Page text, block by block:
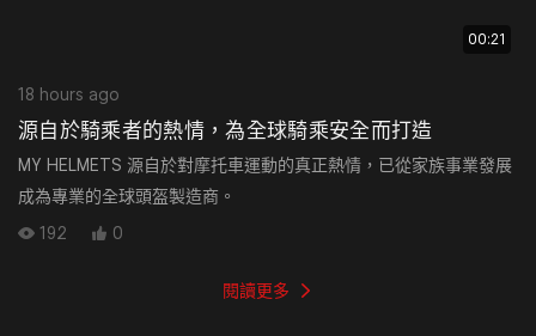
00:21
18 hours ago
源自於騎乘者的熱情，為全球騎乘安全而打造
MY HELMETS 源自於對摩托車運動的真正熱情，已從家族事業發展
成為專業的全球頭盔製造商。
192
0
閱讀更多